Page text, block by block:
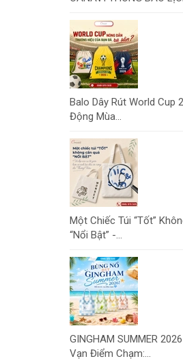
Balo Dây Rút World Cup
Động Mùa...
Một Chiếc Túi “Tốt”
“Nổi Bật” -...
GINGHAM SUMMER
Vạn Điểm Chạm:...